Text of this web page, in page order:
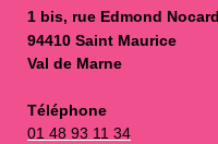
1 bis, rue Edmond Nocard
94410 Saint Maurice
Val de Marne
Téléphone
01 48 93 11 34